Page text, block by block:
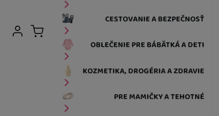
CESTOVANIE A BEZPEČNOSŤ
OBLEČENIE PRE BÁBÄTKÁ A DETI
KOZMETIKA, DROGÉRIA A ZDRAVIE
PRE MAMIČKY A TEHOTNÉ
Užívateľská sekcia
Prihlásiť sa
Košík